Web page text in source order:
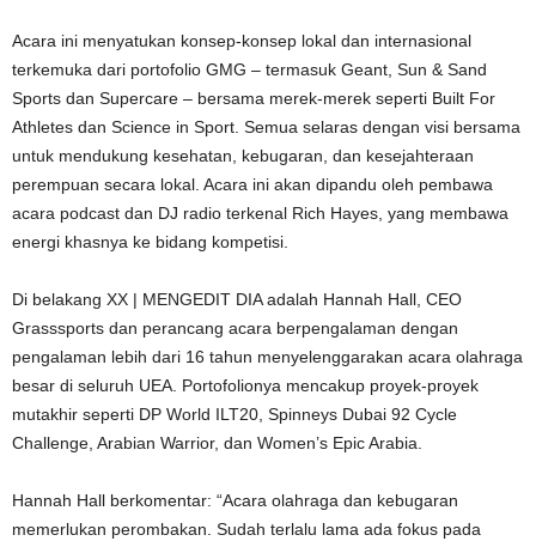
Acara ini menyatukan konsep-konsep lokal dan internasional
terkemuka dari portofolio GMG – termasuk Geant, Sun & Sand
Sports dan Supercare – bersama merek-merek seperti Built For
Athletes dan Science in Sport. Semua selaras dengan visi bersama
untuk mendukung kesehatan, kebugaran, dan kesejahteraan
perempuan secara lokal. Acara ini akan dipandu oleh pembawa
acara podcast dan DJ radio terkenal Rich Hayes, yang membawa
energi khasnya ke bidang kompetisi.
Di belakang XX | MENGEDIT DIA adalah Hannah Hall, CEO
Grasssports dan perancang acara berpengalaman dengan
pengalaman lebih dari 16 tahun menyelenggarakan acara olahraga
besar di seluruh UEA. Portofolionya mencakup proyek-proyek
mutakhir seperti DP World ILT20, Spinneys Dubai 92 Cycle
Challenge, Arabian Warrior, dan Women’s Epic Arabia.
Hannah Hall berkomentar: “Acara olahraga dan kebugaran
memerlukan perombakan. Sudah terlalu lama ada fokus pada